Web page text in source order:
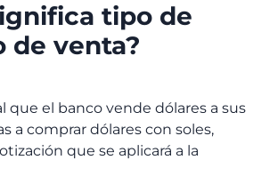
tipo de
de venta?
que el banco vende dólares a sus
a comprar dólares con soles,
que se aplicará a la